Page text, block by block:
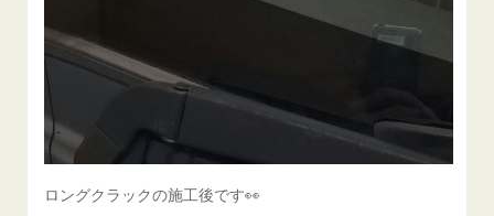
ロングクラックの施工後です👀